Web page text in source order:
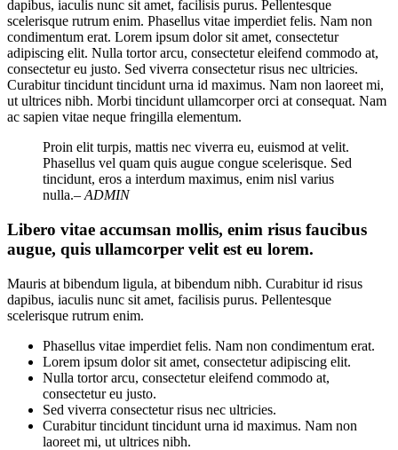
dapibus, iaculis nunc sit amet, facilisis purus. Pellentesque
scelerisque rutrum enim. Phasellus vitae imperdiet felis. Nam non
condimentum erat. Lorem ipsum dolor sit amet, consectetur
adipiscing elit. Nulla tortor arcu, consectetur eleifend commodo at,
consectetur eu justo. Sed viverra consectetur risus nec ultricies.
Curabitur tincidunt tincidunt urna id maximus. Nam non laoreet mi,
ut ultrices nibh. Morbi tincidunt ullamcorper orci at consequat. Nam
ac sapien vitae neque fringilla elementum.
Proin elit turpis, mattis nec viverra eu, euismod at velit.
Phasellus vel quam quis augue congue scelerisque. Sed
tincidunt, eros a interdum maximus, enim nisl varius
nulla.– ADMIN
Libero vitae accumsan mollis, enim risus faucibus
augue, quis ullamcorper velit est eu lorem.
Mauris at bibendum ligula, at bibendum nibh. Curabitur id risus
dapibus, iaculis nunc sit amet, facilisis purus. Pellentesque
scelerisque rutrum enim.
Phasellus vitae imperdiet felis. Nam non condimentum erat.
Lorem ipsum dolor sit amet, consectetur adipiscing elit.
Nulla tortor arcu, consectetur eleifend commodo at,
consectetur eu justo.
Sed viverra consectetur risus nec ultricies.
Curabitur tincidunt tincidunt urna id maximus. Nam non
laoreet mi, ut ultrices nibh.